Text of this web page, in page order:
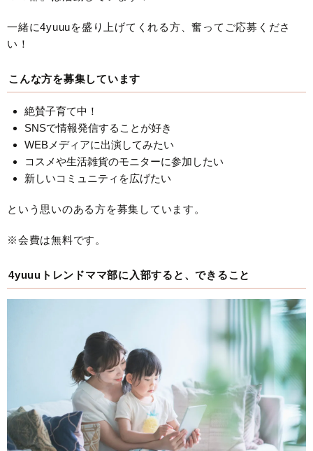
一緒に4yuuuを盛り上げてくれる方、奮ってご応募くださ
い！
こんな方を募集しています
絶賛子育て中！
SNSで情報発信することが好き
WEBメディアに出演してみたい
コスメや生活雑貨のモニターに参加したい
新しいコミュニティを広げたい
という思いのある方を募集しています。
※会費は無料です。
4yuuuトレンドママ部に入部すると、できること